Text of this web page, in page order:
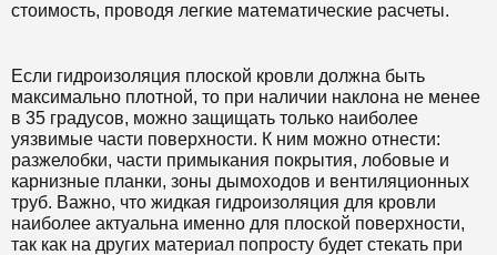
стоимость, проводя легкие математические расчеты.
Если гидроизоляция плоской кровли должна быть
максимально плотной, то при наличии наклона не менее
в 35 градусов, можно защищать только наиболее
уязвимые части поверхности. К ним можно отнести:
разжелобки, части примыкания покрытия, лобовые и
карнизные планки, зоны дымоходов и вентиляционных
труб. Важно, что жидкая гидроизоляция для кровли
наиболее актуальна именно для плоской поверхности,
так как на других материал попросту будет стекать при